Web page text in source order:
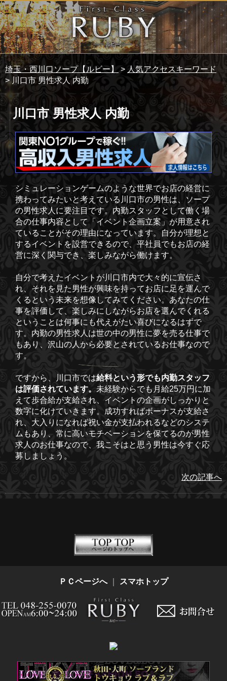
埼玉・西川口ソープ【ルビー】 > 人気アクセスキーワード
> 川口市 男性求人 内勤
川口市 男性求人 内勤
シミュレーションゲームのような世界でお店の経営に
携わってみたいと考えている川口市の男性は、ソープ
の男性求人に要注目です。内勤スタッフとして働く場
合の仕事内容として「イベント企画立案」が用意され
ていることがその理由になっています。自分が理想と
するイベントを設営できるので、平社員でもお店の経
営に深く関与でき、楽しみながら働けます。
自分で考えたイベントが川口市内で大々的に宣伝さ
れ、それを見た男性が興味を持ってお店に足を運んで
くるという未来を想像してみてください。あなたの仕
事を評価して、楽しみにしながらお店を選んでくれる
ということは何事にも代えがたい喜びになるはずで
す。内勤の男性求人は世の中の男性に夢を売る仕事で
もあり、沢山の人から必要とされているお仕事なので
す。
ですから、川口市では給料という形でも内勤スタッフ
は評価されています。 未経験からでも月給25万円に加
えて歩合給が支給され、イベントの企画がしっかりと
数字に化けていきます。成功すればボーナスが支給さ
れ、大入りになれば祝い金が支払われるなどのシステ
ムもあり、常に高いモチベーションを保てるのが男性
求人のお仕事なので、我こそはと思う男性は今すぐ応
募しましょう。
次の記事へ
ＰＣページへ｜ スマホトップ